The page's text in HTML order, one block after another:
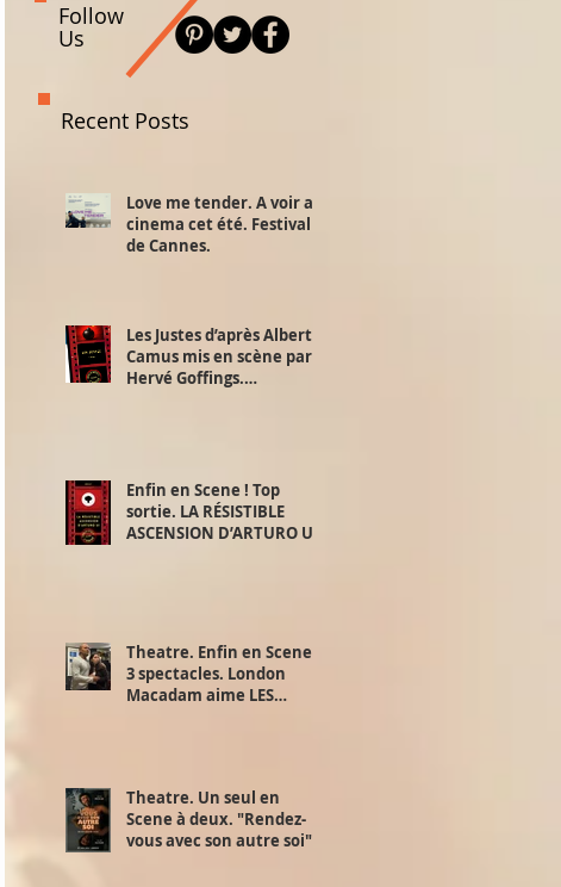
Follow
Us
Recent Posts
Love me tender. A voir au
cinema cet été. Festival
de Cannes.
Les Justes d’après Albert
Camus mis en scène par
Hervé Goffings.
Enfin en Scene ! Top
sortie. LA RÉSISTIBLE
ASCENSION D’ARTURO UI.
Theatre. Enfin en Scene !
3 spectacles. London
Macadam aime LES
Theatre. Un seul en
Scene à deux. "Rendez-
vous avec son autre soi".